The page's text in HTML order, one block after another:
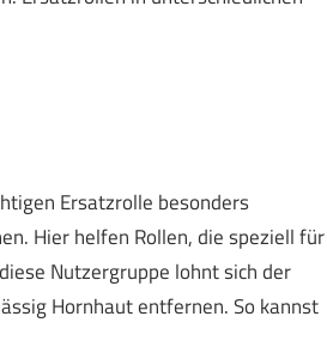
Ersatzrolle besonders
Hier helfen Rollen, die speziell für
Nutzergruppe lohnt sich der
Hornhaut entfernen. So kannst